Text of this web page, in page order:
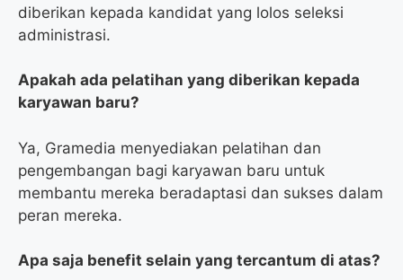
diberikan kepada kandidat yang lolos seleksi
administrasi.
Apakah ada pelatihan yang diberikan kepada
karyawan baru?
Ya, Gramedia menyediakan pelatihan dan
pengembangan bagi karyawan baru untuk
membantu mereka beradaptasi dan sukses dalam
peran mereka.
Apa saja benefit selain yang tercantum di atas?